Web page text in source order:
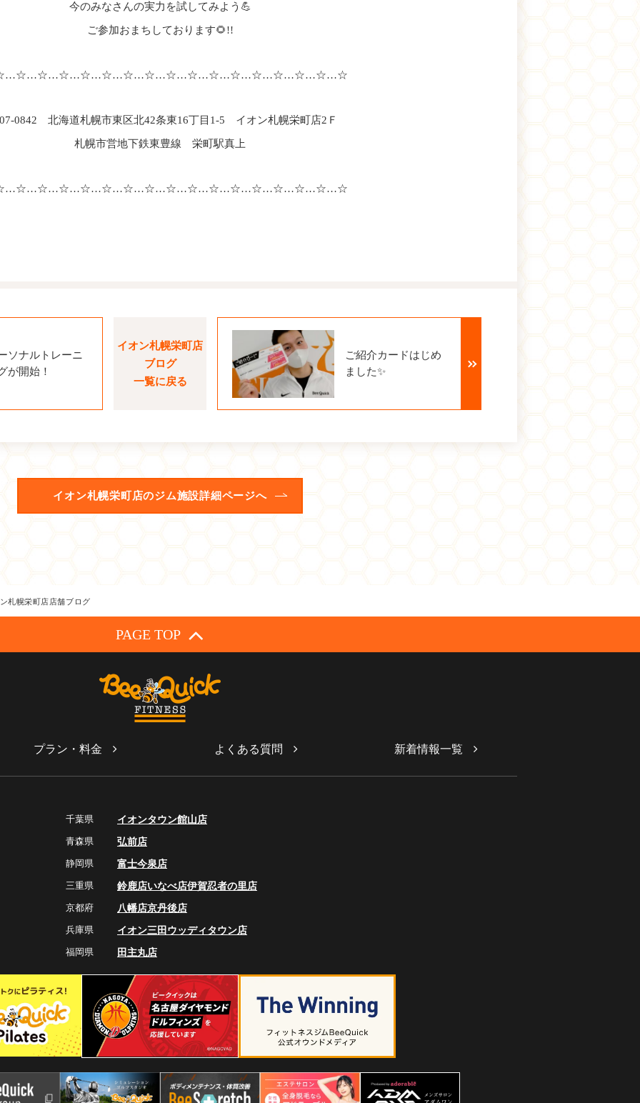
今のみなさんの実力を試してみよう💪
ご参加おまちしております🌻!!
0842 北海道札幌市東区北42条東16丁目1-5 イオン札幌栄町店2Ｆ
札幌市営地下鉄東豊線 栄町駅真上
ソナルトレーニ
が開始！
イオン札幌栄町店
ブログ
一覧に戻る
ご紹介カードはじめ
ました✨
イオン札幌栄町店のジム施設詳細ページへ
札幌栄町店店舗ブログ
PAGE TOP
プラン・料金 よくある質問 新着情報一覧
千葉県
イオンタウン館山店
青森県
弘前店
静岡県
富士今泉店
三重県
鈴鹿店いなべ店伊賀忍者の里店
京都府
八幡店京丹後店
兵庫県
イオン三田ウッディタウン店
福岡県
田主丸店